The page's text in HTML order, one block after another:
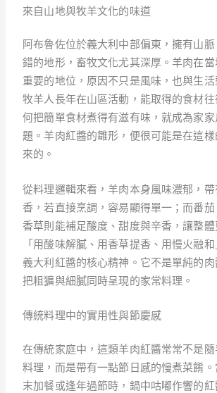
來自山地與牧羊文化的味道
阿布魯佐位於義大利中部偏東，擁有山
錯的地形，畜牧文化尤其深厚。羊肉在
重要的地位，原因不只是風味，也與生活
牧羊人長年在山區活動，能取得的食材
何把簡單食材煮得有滋有味，就成為家
題。羊肉紅醬的雛形，便很可能是在這
來的。
從料理邏輯來看，羊肉本身風味濃郁，
香，若直接烹調，容易顯得單一；而番
香草則能補足酸度、甜度與辛香，讓整
「用酸味解膩、用香草提香、用慢火融
義大利紅醬的核心精神。它不是單純的
把粗獷與細膩同時呈現的家常料理。
傳統料理中的實用性與節慶感
在傳統家庭中，這類羊肉紅醬常常不是
料理，而是帶有一點節日感的慢煮菜餚
末加餐或逢年過節時，鍋中咕嘟作響的